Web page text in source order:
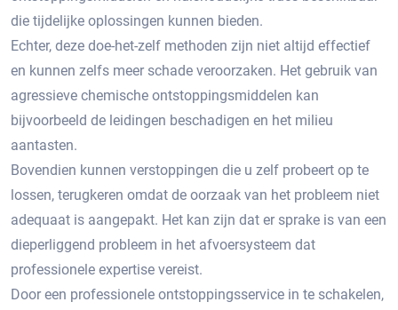
die tijdelijke oplossingen kunnen bieden.​
Echter, deze doe-het-zelf methoden zijn niet altijd effectief
en kunnen zelfs meer schade veroorzaken.​ Het gebruik van
agressieve chemische ontstoppingsmiddelen kan
bijvoorbeeld de leidingen beschadigen en het milieu
aantasten.
Bovendien kunnen verstoppingen die u zelf probeert op te
lossen, terugkeren omdat de oorzaak van het probleem niet
adequaat is aangepakt.​ Het kan zijn dat er sprake is van een
dieperliggend probleem in het afvoersysteem dat
professionele expertise vereist.​
Door een professionele ontstoppingsservice in te schakelen,